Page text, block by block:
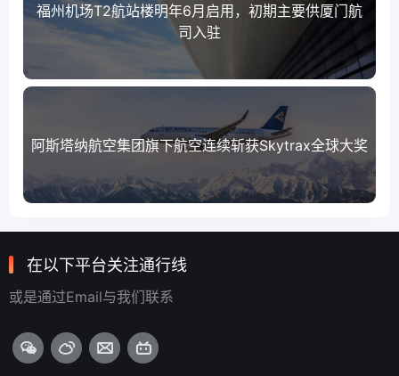
福州机场T2航站楼明年6月启用，初期主要供厦门航
司入驻
阿斯塔纳航空集团旗下航空连续斩获Skytrax全球大奖
在以下平台关注通行线
或是通过Email与我们联系